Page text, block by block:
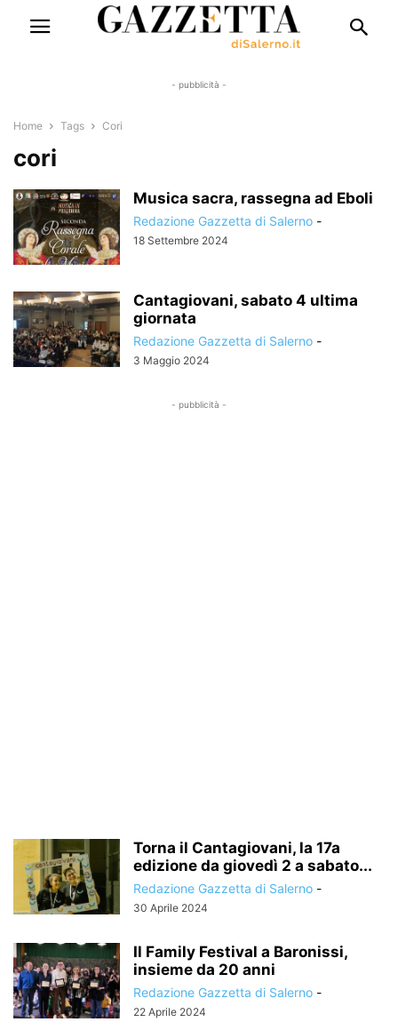
- pubblicità -
Home Tags Cori
cori
Musica sacra, rassegna ad Eboli
Redazione Gazzetta di Salerno -
18 Settembre 2024
Cantagiovani, sabato 4 ultima
giornata
Redazione Gazzetta di Salerno -
3 Maggio 2024
- pubblicità -
Torna il Cantagiovani, la 17a
edizione da giovedì 2 a sabato...
Redazione Gazzetta di Salerno -
30 Aprile 2024
Il Family Festival a Baronissi,
insieme da 20 anni
Redazione Gazzetta di Salerno -
22 Aprile 2024